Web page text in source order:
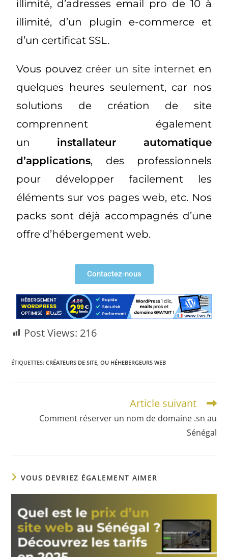
illimité, d’adresses email pro de 10 à
illimité, d’un plugin e-commerce et
d’un certificat SSL.
Vous pouvez créer un site interneten
quelques heures seulement, car nos
solutions de création de site
comprennent également
un installateur automatique
d’applications, des professionnels
pour développer facilement les
éléments sur vos pages web, etc. Nos
packs sont déjà accompagnés d’une
offre d’hébergement web.
Contactez-nous
Post Views: 216
ÉTIQUETTES:CRÉATEURS DE SITE OU HÉHEBERGEURS WEB
Article suivant
Comment réserver un nom de domaine .sn au
Sénégal
VOUS DEVRIEZ ÉGALEMENT AIMER